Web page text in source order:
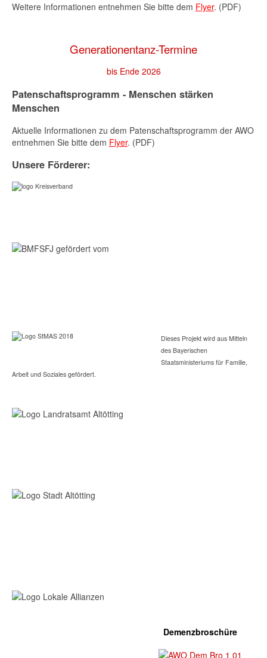
Weitere Informationen entnehmen Sie bitte dem Flyer. (PDF)
Generationentanz-Termine
bis Ende 2026
Patenschaftsprogramm - Menschen stärken
Menschen
Aktuelle Informationen zu dem Patenschaftsprogramm der AWO
entnehmen Sie bitte dem Flyer. (PDF)
Unsere Förderer:
Dieses Projekt wird aus Mitteln
des Bayerischen
Staatsministeriums für Familie,
Arbeit und Soziales gefördert.
Demenzbroschüre